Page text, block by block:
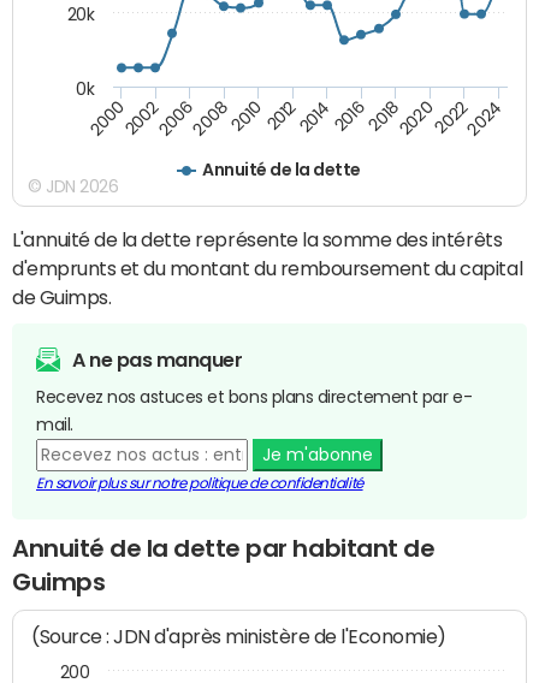
Annuité de la dette
20002002200620082010 2012201420162018202020222024
0k
20k
© JDN 2026
L'annuité de la dette représente la somme des intérêts
d'emprunts et du montant du remboursement du capital
de Guimps.
A ne pas manquer
Recevez nos astuces et bons plans directement par e-
mail.
Je m'abonne
En savoir plus sur notre politique de confidentialité
Annuité de la dette par habitant de
Guimps
(Source : JDN d'après ministère de l'Economie)
200